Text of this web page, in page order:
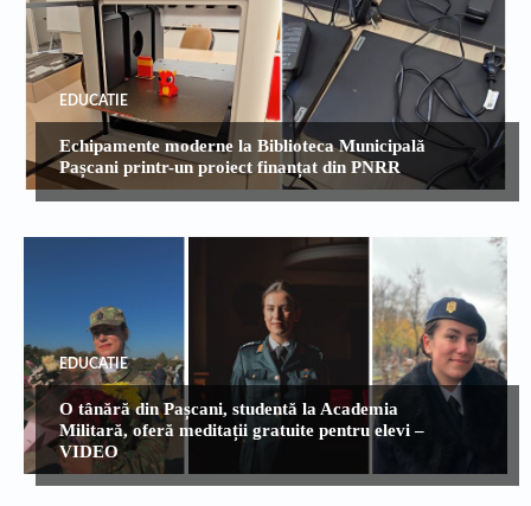
EDUCATIE
Echipamente moderne la Biblioteca Municipală
Pașcani printr-un proiect finanțat din PNRR
EDUCATIE
O tânără din Pașcani, studentă la Academia
Militară, oferă meditații gratuite pentru elevi –
VIDEO